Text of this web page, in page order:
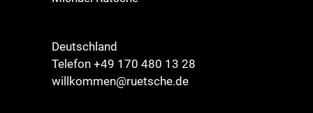
Deutschland
Telefon +49 170 480 13 28
willkommen@ruetsche.de